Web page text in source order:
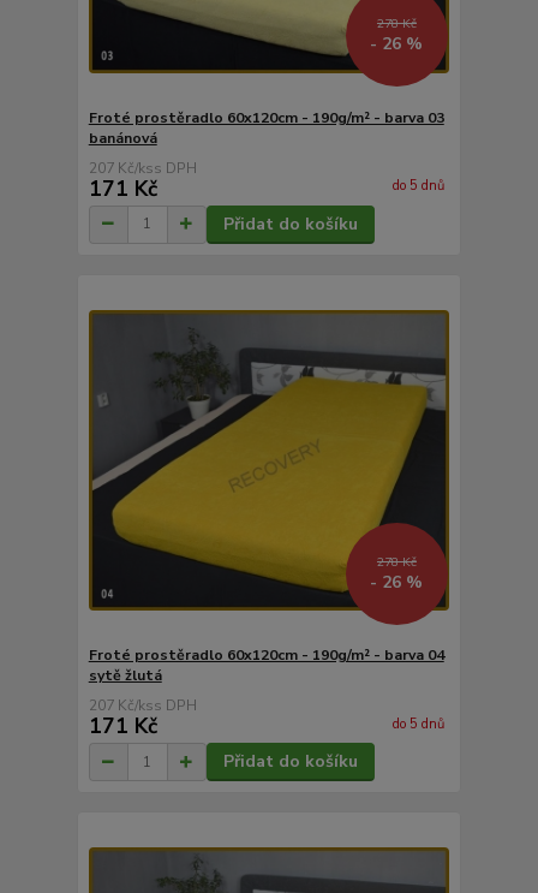
278 Kč
- 26 %
Froté prostěradlo 60x120cm - 190g/m² - barva 03
banánová
207 Kč/ks
171 Kč do 5 dnů
Přidat do košíku
278 Kč
- 26 %
Froté prostěradlo 60x120cm - 190g/m² - barva 04
sytě žlutá
207 Kč/ks
171 Kč do 5 dnů
Přidat do košíku